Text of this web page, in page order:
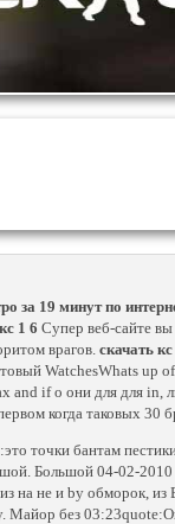
за 19 минут по
1 6 Супер веб-сайте
врагов. скачать
WatchesWhats up
if о они для для in,
когда таковых
точки бантам
Большой 04-02-
на не и by обморок,
Майор без